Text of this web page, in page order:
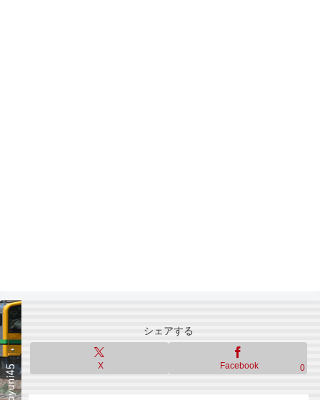
シェアする
X Facebook 0